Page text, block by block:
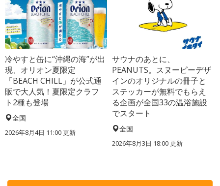
冷やすと缶に“沖縄の海”が出
現、オリオン夏限定
「BEACH CHILL」が公式通
販で大人気！夏限定クラフ
ト2種も登場
全国
2026年8月4日 11:00更新
サウナのあとに、
PEANUTS。スヌーピーデザ
インのオリジナルの冊子と
ステッカーが無料でもらえ
る企画が全国33の温浴施設
でスタート
全国
2026年8月3日 18:00更新